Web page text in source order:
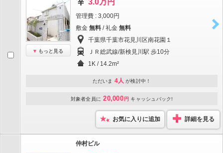
もっと見る
3.0万円
管理費 : 3,000円
敷金 無料 / 礼金 無料
千葉県千葉市花見川区南花園１
ＪＲ総武線/新検見川駅 歩10分
1K / 14.2m²
ただいま 4人 が検討中！
対象者全員に 20,000 円 キャッシュバック!
お気に入りに追加 詳細を見る
仲村ビル